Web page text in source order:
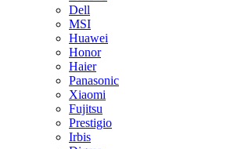
Dell
MSI
Huawei
Honor
Haier
Panasonic
Xiaomi
Fujitsu
Prestigio
Irbis